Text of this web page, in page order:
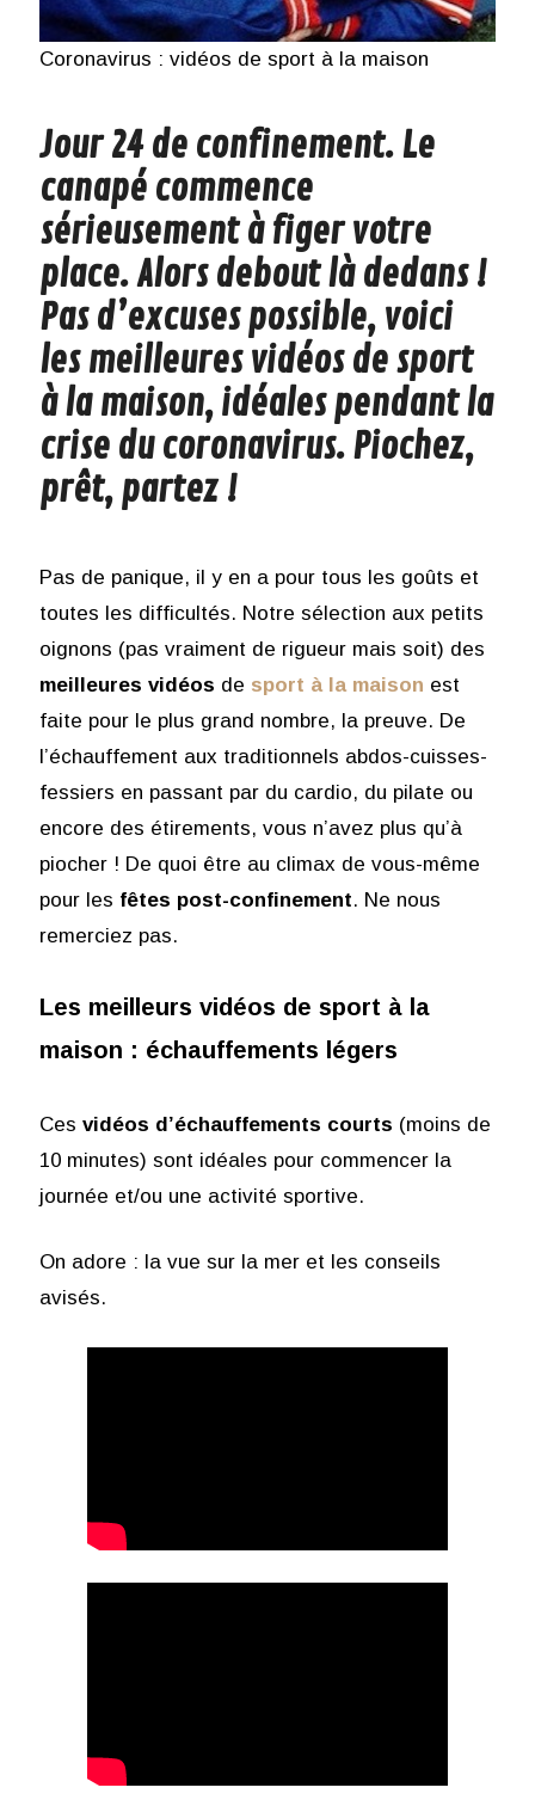
Coronavirus : vidéos de sport à la maison
Jour 24 de confinement. Le
canapé commence
sérieusement à figer votre
place. Alors debout là dedans !
Pas d’excuses possible, voici
les meilleures vidéos de sport
à la maison, idéales pendant la
crise du coronavirus. Piochez,
prêt, partez !
Pas de panique, il y en a pour tous les goûts et
toutes les difficultés. Notre sélection aux petits
oignons (pas vraiment de rigueur mais soit) des
meilleures vidéos de sport à la maison est
faite pour le plus grand nombre, la preuve. De
l’échauffement aux traditionnels abdos-cuisses-
fessiers en passant par du cardio, du pilate ou
encore des étirements, vous n’avez plus qu’à
piocher ! De quoi être au climax de vous-même
pour les fêtes post-confinement. Ne nous
remerciez pas.
Les meilleurs vidéos de sport à la
maison : échauffements légers
Ces vidéos d’échauffements courts (moins de
10 minutes) sont idéales pour commencer la
journée et/ou une activité sportive.
On adore : la vue sur la mer et les conseils
avisés.